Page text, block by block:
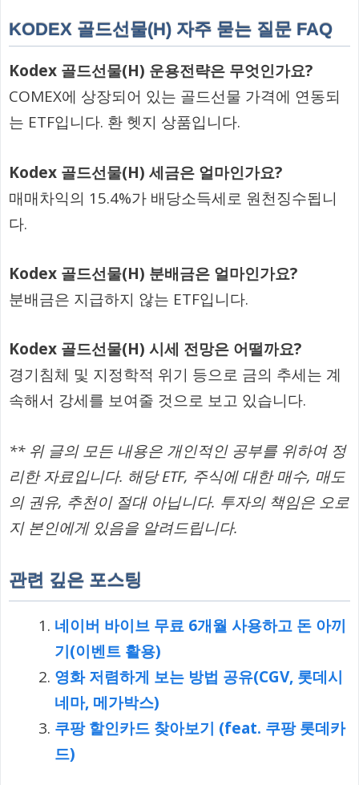
KODEX 골드선물(H) 자주 묻는 질문 FAQ
Kodex 골드선물(H) 운용전략은 무엇인가요?
COMEX에 상장되어 있는 골드선물 가격에 연동되
는 ETF입니다. 환 헷지 상품입니다.
Kodex 골드선물(H) 세금은 얼마인가요?
매매차익의 15.4%가 배당소득세로 원천징수됩니
다.
Kodex 골드선물(H) 분배금은 얼마인가요?
분배금은 지급하지 않는 ETF입니다.
Kodex 골드선물(H) 시세 전망은 어떨까요?
경기침체 및 지정학적 위기 등으로 금의 추세는 계
속해서 강세를 보여줄 것으로 보고 있습니다.
** 위 글의 모든 내용은 개인적인 공부를 위하여 정
리한 자료입니다. 해당 ETF, 주식에 대한 매수, 매도
의 권유, 추천이 절대 아닙니다. 투자의 책임은 오로
지 본인에게 있음을 알려드립니다.
관련 깊은 포스팅
네이버 바이브 무료 6개월 사용하고 돈 아끼
기(이벤트 활용)
영화 저렴하게 보는 방법 공유(CGV, 롯데시
네마, 메가박스)
쿠팡 할인카드 찾아보기 (feat. 쿠팡 롯데카
드)